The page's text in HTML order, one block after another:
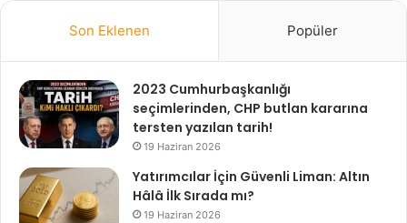
Son Eklenen Popüler
2023 Cumhurbaşkanlığı
seçimlerinden, CHP butlan kararına
tersten yazılan tarih!
19 Haziran 2026
Yatırımcılar İçin Güvenli Liman: Altın
Hâlâ İlk Sırada mı?
19 Haziran 2026